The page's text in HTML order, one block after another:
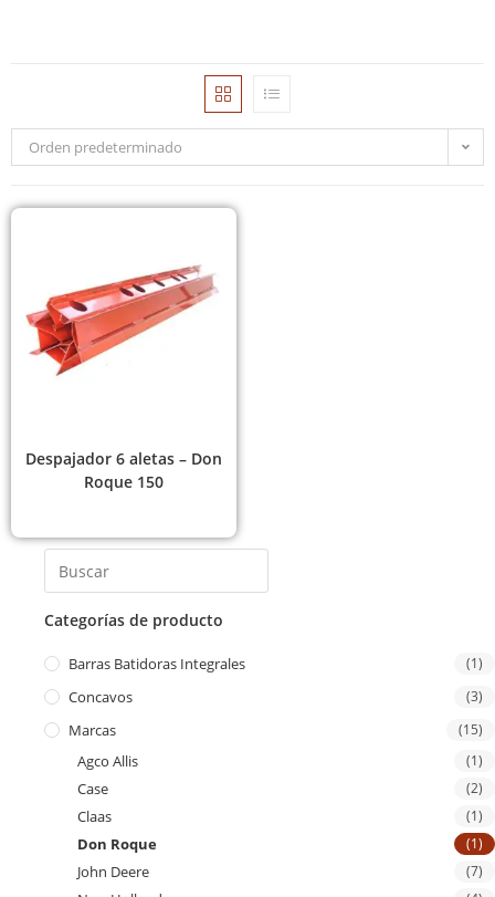
Categorías de producto
Barras Batidoras Integrales (1)
Concavos (3)
Marcas (15)
Agco Allis (1)
Case (2)
Claas (1)
Don Roque (1)
John Deere (7)
Orden predeterminado
Despajador 6 aletas – Don
Roque 150